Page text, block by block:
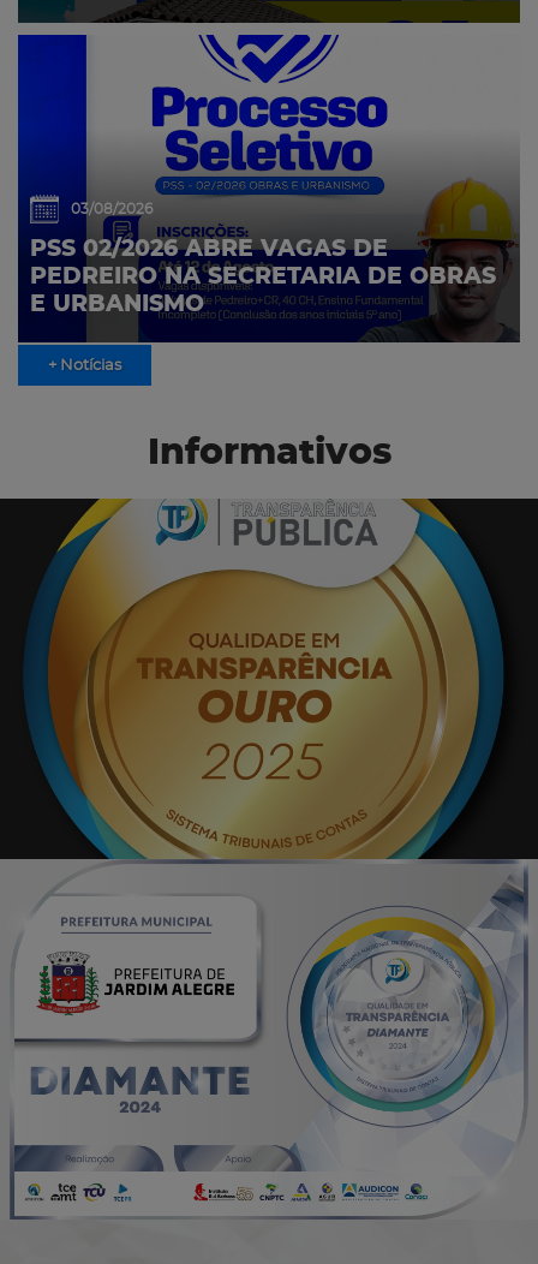
03/08/2026
PSS 02/2026 ABRE VAGAS DE
PEDREIRO NA SECRETARIA DE OBRAS
E URBANISMO
+ Notícias
Informativos